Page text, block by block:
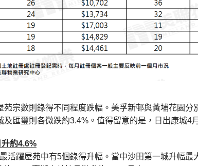
苑宗數則錄得不同程度跌幅。美孚新邨與黃埔花園
及匯璽則各微跌約3.4%。值得留意的是，日出康城4
約4.6%
活躍屋苑中有5個錄得升幅。當中沙田第一城升幅最